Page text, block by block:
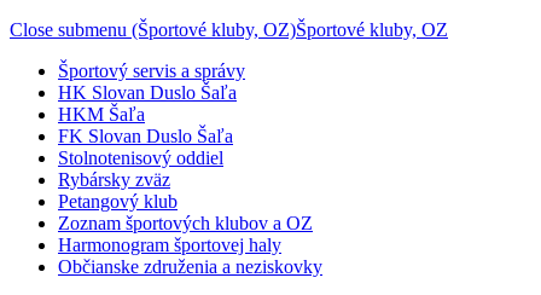
Close submenu (Športové kluby, OZ)Športové kluby, OZ
Športový servis a správy
HK Slovan Duslo Šaľa
HKM Šaľa
FK Slovan Duslo Šaľa
Stolnotenisový oddiel
Rybársky zväz
Petangový klub
Zoznam športových klubov a OZ
Harmonogram športovej haly
Občianske združenia a neziskovky